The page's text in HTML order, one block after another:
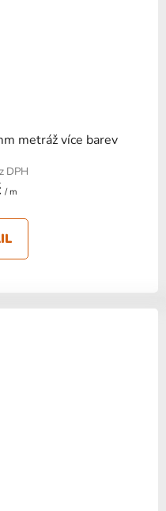
metráž více barev
DPH
/ m